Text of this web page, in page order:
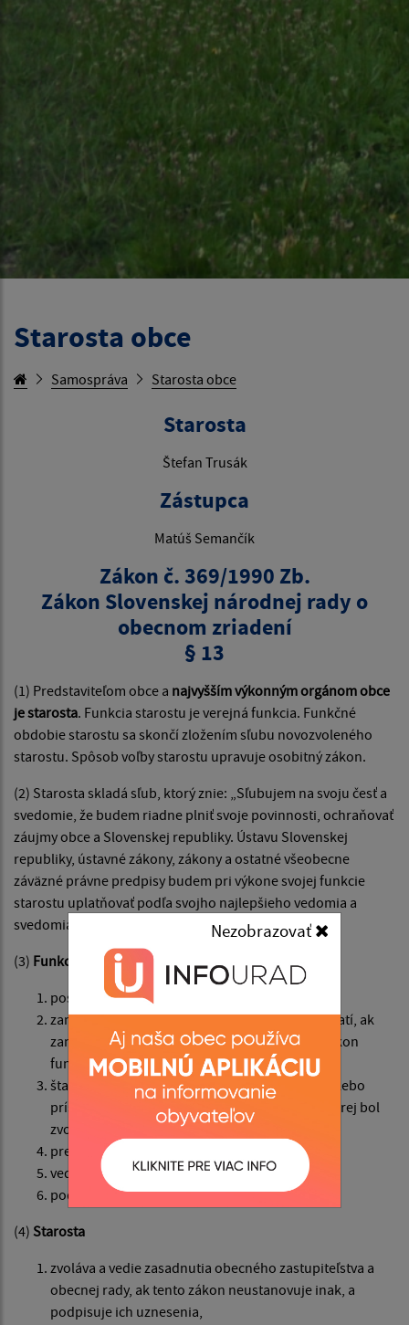
Nezobrazovať
Starosta obce
Samospráva Starosta obce
Starosta
Štefan Trusák
Zástupca
Matúš Semančík
Zákon č. 369/1990 Zb.
Zákon Slovenskej národnej rady o
obecnom zriadení
§ 13
(1) Predstaviteľom obce a najvyšším výkonným orgánom obce
je starosta. Funkcia starostu je verejná funkcia. Funkčné
obdobie starostu sa skončí zložením sľubu novozvoleného
starostu. Spôsob voľby starostu upravuje osobitný zákon.
(2) Starosta skladá sľub, ktorý znie: „Sľubujem na svoju česť a
svedomie, že budem riadne plniť svoje povinnosti, ochraňovať
záujmy obce a Slovenskej republiky. Ústavu Slovenskej
republiky, ústavné zákony, zákony a ostatné všeobecne
záväzné právne predpisy budem pri výkone svojej funkcie
starostu uplatňovať podľa svojho najlepšieho vedomia a
svedomia.
(3) Funkcia starostu je nezlučiteľná s funkciou
poslanca,
zamestnanca obce, v ktorej bol zvolený; to neplatí, ak
zamestnanec obce je dlhodobo uvoľnený na výkon
funkcie starostu,
štatutárneho orgánu rozpočtovej organizácie alebo
príspevkovej organizácie zriadenej obcou, v ktorej bol
zvolený,
predsedu samosprávneho kraja,
vedúceho zamestnanca orgánu štátnej správy,
podľa osobitného zákona.
(4) Starosta
zvoláva a vedie zasadnutia obecného zastupiteľstva a
obecnej rady, ak tento zákon neustanovuje inak, a
podpisuje ich uznesenia,